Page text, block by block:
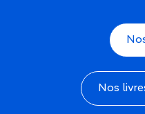
Nos